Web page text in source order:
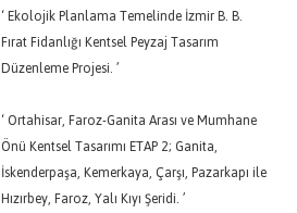
‘ Ekolojik Planlama Temelinde İzmir B. B.
Fırat Fidanlığı Kentsel Peyzaj Tasarım
Düzenleme Projesi. ’
‘ Ortahisar, Faroz-Ganita Arası ve Mumhane
Önü Kentsel Tasarımı ETAP 2; Ganita,
İskenderpaşa, Kemerkaya, Çarşı, Pazarkapı ile
Hızırbey, Faroz, Yalı Kıyı Şeridi. ’